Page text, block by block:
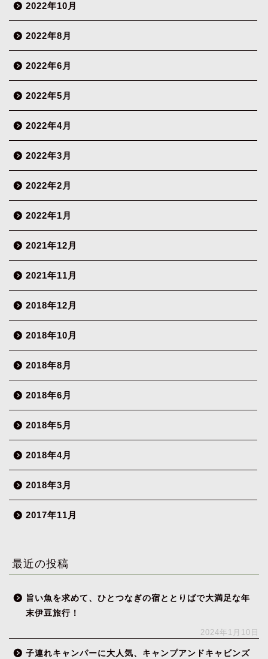
2022年10月
2022年8月
2022年6月
2022年5月
2022年4月
2022年3月
2022年2月
2022年1月
2021年12月
2021年11月
2018年12月
2018年10月
2018年8月
2018年6月
2018年5月
2018年4月
2018年3月
2017年11月
最近の投稿
旨い魚を求めて、ひとつなぎの宿ととりばで大満足な年
末伊豆旅行！
2024年1月10日
子連れキャンパーに大人気、キャンプアンドキャビンズ